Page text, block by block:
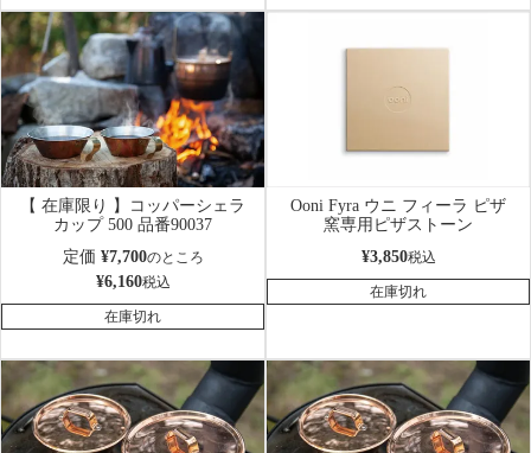
【 在庫限り 】コッパーシェラ
カップ 500 品番90037
定価 ¥7,700のところ
¥6,160税込
在庫切れ
Ooni Fyra ウニ フィーラ ピザ
窯専用ピザストーン
¥3,850税込
在庫切れ